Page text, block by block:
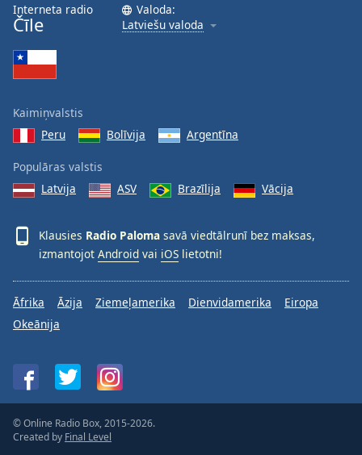
Interneta radio
Čīle
Valoda:
Latviešu valoda
Kaimiņvalstis
Peru
Bolīvija Argentīna
Populāras valstis
Latvija
ASV Brazīlija Vācija
Klausies Radio Paloma savā viedtālrunī bez maksas,
izmantojot Android vai iOS lietotni!
Āfrika Āzija Ziemeļamerika Dienvidamerika
Eiropa
Okeānija
© Online Radio Box, 2015-2026.
Created by Final Level